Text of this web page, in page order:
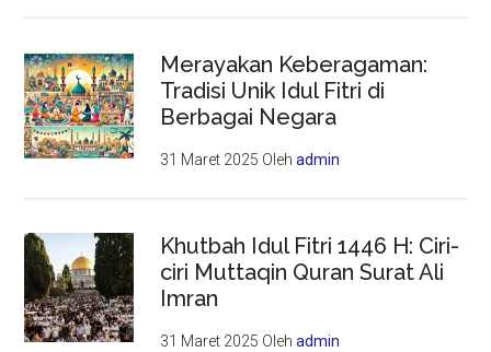
Merayakan Keberagaman:
Tradisi Unik Idul Fitri di
Berbagai Negara
31 Maret 2025 Olehadmin
Khutbah Idul Fitri 1446 H: Ciri-
ciri Muttaqin Quran Surat Ali
Imran
31 Maret 2025 Olehadmin